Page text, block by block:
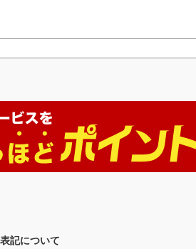
記について